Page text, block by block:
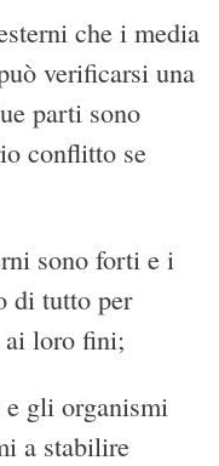
che i media
verificarsi una
parti sono
conflitto se
sono forti e i
di tutto per
ai loro fini;
gli organismi
a stabilire